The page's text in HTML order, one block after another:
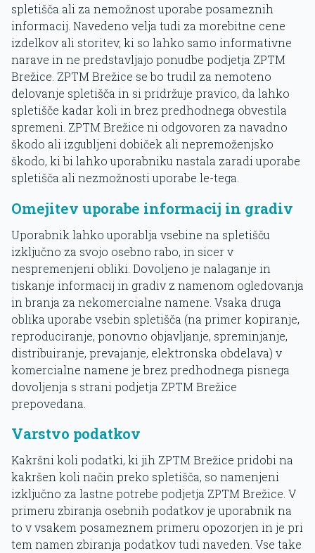
spletišča ali za nemožnost uporabe posameznih
informacij. Navedeno velja tudi za morebitne cene
izdelkov ali storitev, ki so lahko samo informativne
narave in ne predstavljajo ponudbe podjetja ZPTM
Brežice. ZPTM Brežice se bo trudil za nemoteno
delovanje spletišča in si pridržuje pravico, da lahko
spletišče kadar koli in brez predhodnega obvestila
spremeni. ZPTM Brežice ni odgovoren za navadno
škodo ali izgubljeni dobiček ali nepremoženjsko
škodo, ki bi lahko uporabniku nastala zaradi uporabe
spletišča ali nezmožnosti uporabe le-tega.
Omejitev uporabe informacij in gradiv
Uporabnik lahko uporablja vsebine na spletišču
izključno za svojo osebno rabo, in sicer v
nespremenjeni obliki. Dovoljeno je nalaganje in
tiskanje informacij in gradiv z namenom ogledovanja
in branja za nekomercialne namene. Vsaka druga
oblika uporabe vsebin spletišča (na primer kopiranje,
reproduciranje, ponovno objavljanje, spreminjanje,
distribuiranje, prevajanje, elektronska obdelava) v
komercialne namene je brez predhodnega pisnega
dovoljenja s strani podjetja ZPTM Brežice
prepovedana.
Varstvo podatkov
Kakršni koli podatki, ki jih ZPTM Brežice pridobi na
kakršen koli način preko spletišča, so namenjeni
izključno za lastne potrebe podjetja ZPTM Brežice. V
primeru zbiranja osebnih podatkov je uporabnik na
to v vsakem posameznem primeru opozorjen in je pri
tem namen zbiranja podatkov tudi naveden. Vse take